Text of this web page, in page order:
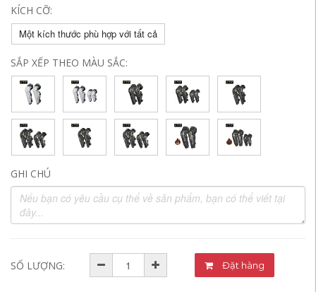
KÍCH CỠ:
Một kích thước phù hợp với tất cả
SẮP XẾP THEO MÀU SẮC:
GHI CHÚ
SỐ LƯỢNG: Đặt hàng